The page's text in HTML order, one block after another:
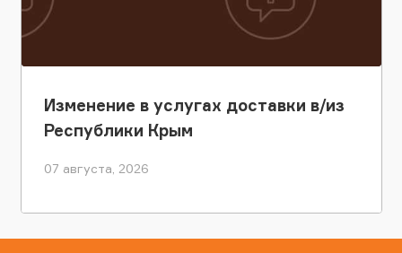
Изменение в услугах доставки в/из
Республики Крым
07 августа, 2026